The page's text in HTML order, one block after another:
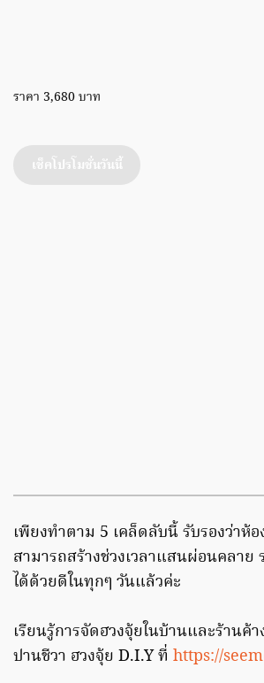
ราคา 3,680 บาท
เช็คโปรโมชั่นวันนี้
เพียงทำตาม 5 เคล็ดลับนี้ รับรองว่าห้
สามารถสร้างช่วงเวลาแสนผ่อนคลาย
ได้ด้วยดีในทุกๆ วันแล้วค่ะ
เรียนรู้การจัดฮวงจุ้ยในบ้านและร้านค้
ปานชีวา ฮวงจุ้ย D.I.Y ที่ https://